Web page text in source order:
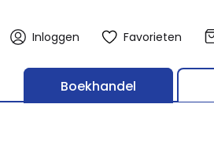
Inloggen Favorieten
Boekhandel